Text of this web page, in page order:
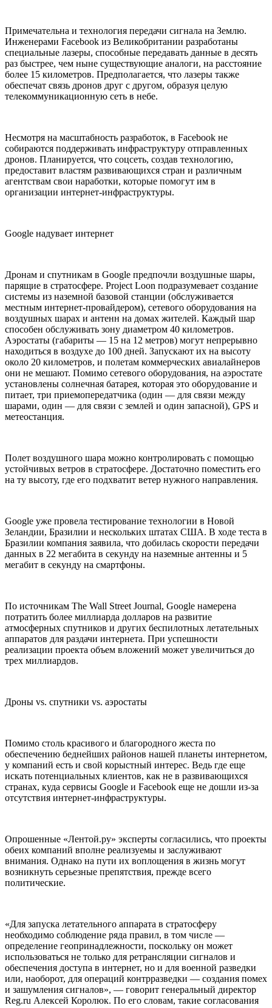
Примечательна и технология передачи сигнала на Землю.
Инженерами Facebook из Великобритании разработаны
специальные лазеры, способные передавать данные в десять
раз быстрее, чем ныне существующие аналоги, на расстояние
более 15 километров. Предполагается, что лазеры также
обеспечат связь дронов друг с другом, образуя целую
телекоммуникационную сеть в небе.
Несмотря на масштабность разработок, в Facebook не
собираются поддерживать инфраструктуру отправленных
дронов. Планируется, что соцсеть, создав технологию,
предоставит властям развивающихся стран и различным
агентствам свои наработки, которые помогут им в
организации интернет-инфраструктуры.
Google надувает интернет
Дронам и спутникам в Google предпочли воздушные шары,
парящие в стратосфере. Project Loon подразумевает создание
системы из наземной базовой станции (обслуживается
местным интернет-провайдером), сетевого оборудования на
воздушных шарах и антенн на домах жителей. Каждый шар
способен обслуживать зону диаметром 40 километров.
Аэростаты (габариты — 15 на 12 метров) могут непрерывно
находиться в воздухе до 100 дней. Запускают их на высоту
около 20 километров, и полетам коммерческих авиалайнеров
они не мешают. Помимо сетевого оборудования, на аэростате
установлены солнечная батарея, которая это оборудование и
питает, три приемопередатчика (один — для связи между
шарами, один — для связи с землей и один запасной), GPS и
метеостанция.
Полет воздушного шара можно контролировать с помощью
устойчивых ветров в стратосфере. Достаточно поместить его
на ту высоту, где его подхватит ветер нужного направления.
Google уже провела тестирование технологии в Новой
Зеландии, Бразилии и нескольких штатах США. В ходе теста в
Бразилии компания заявила, что добилась скорости передачи
данных в 22 мегабита в секунду на наземные антенны и 5
мегабит в секунду на смартфоны.
По источникам The Wall Street Journal, Google намерена
потратить более миллиарда долларов на развитие
атмосферных спутников и других беспилотных летательных
аппаратов для раздачи интернета. При успешности
реализации проекта объем вложений может увеличиться до
трех миллиардов.
Дроны vs. спутники vs. аэростаты
Помимо столь красивого и благородного жеста по
обеспечению беднейших районов нашей планеты интернетом,
у компаний есть и свой корыстный интерес. Ведь где еще
искать потенциальных клиентов, как не в развивающихся
странах, куда сервисы Google и Facebook еще не дошли из-за
отсутствия интернет-инфраструктуры.
Опрошенные «Лентой.ру» эксперты согласились, что проекты
обеих компаний вполне реализуемы и заслуживают
внимания. Однако на пути их воплощения в жизнь могут
возникнуть серьезные препятствия, прежде всего
политические.
«Для запуска летательного аппарата в стратосферу
необходимо соблюдение ряда правил, в том числе —
определение геопринадлежности, поскольку он может
использоваться не только для ретрансляции сигналов и
обеспечения доступа в интернет, но и для военной разведки
или, наоборот, для операций контрразведки — создания помех
и зашумления сигналов», — говорит генеральный директор
Reg.ru Алексей Королюк. По его словам, такие согласования